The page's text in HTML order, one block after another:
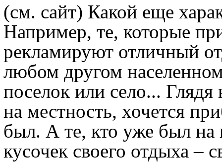
(см. сайт) Какой еще
Например, те, которые
рекламируют отличный
любом другом
поселок или село...
на местность, хочется
был. А те, кто уже был на
кусочек своего отдыха –